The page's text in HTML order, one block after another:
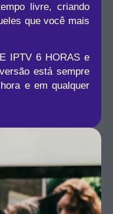
livre, criando
que você mais
IPTV 6 HORAS e
está sempre
e em qualquer